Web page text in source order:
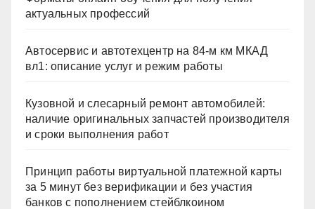
актуальных профессий
Автосервис и автотехцентр на 84-м км МКАД
вл1: описание услуг и режим работы
Кузовной и слесарный ремонт автомобилей:
наличие оригинальных запчастей производителя
и сроки выполнения работ
Принцип работы виртуальной платежной карты
за 5 минут без верификации и без участия
банков с пополнением стейблкоином